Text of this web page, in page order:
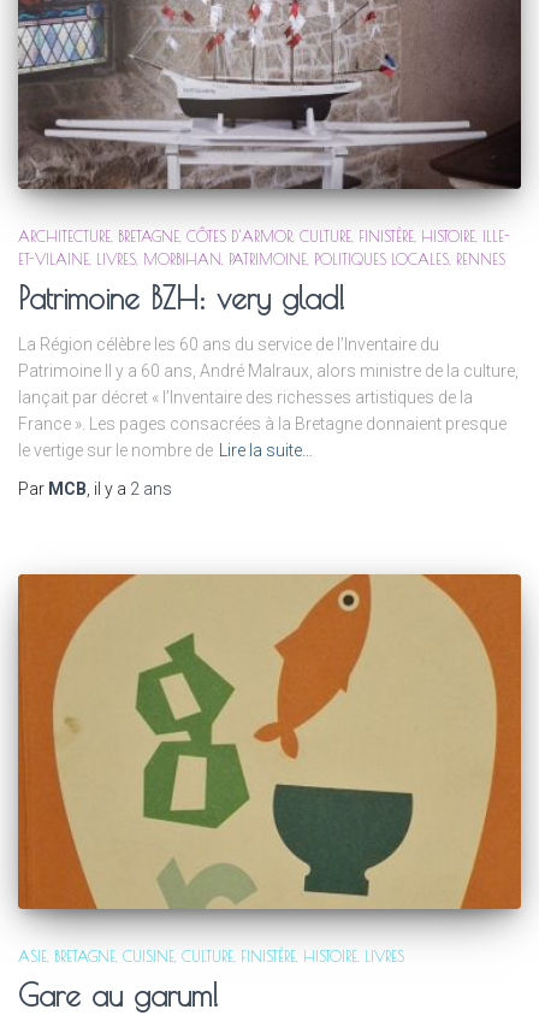
ARCHITECTURE BRETAGNE CÔTES D'ARMOR CULTURE FINISTÈRE HISTOIRE ILLE-
ET-VILAINE LIVRES MORBIHAN PATRIMOINE POLITIQUES LOCALES RENNES
Patrimoine BZH: very glad!
La Région célèbre les 60 ans du service de l’Inventaire du
Patrimoine Il y a 60 ans, André Malraux, alors ministre de la culture,
lançait par décret « l’Inventaire des richesses artistiques de la
France ». Les pages consacrées à la Bretagne donnaient presque
le vertige sur le nombre de
Lire la suite…
Par MCB , il y a 2 ans
ASIE BRETAGNE CUISINE CULTURE FINISTÈRE HISTOIRE LIVRES
Gare au garum!